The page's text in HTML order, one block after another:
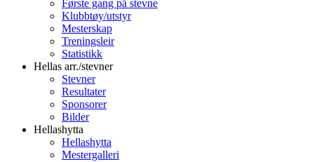
Første gang på stevne
Klubbtøy/utstyr
Mesterskap
Treningsleir
Statistikk
Hellas arr./stevner
Stevner
Resultater
Sponsorer
Bilder
Hellashytta
Hellashytta
Mestergalleri